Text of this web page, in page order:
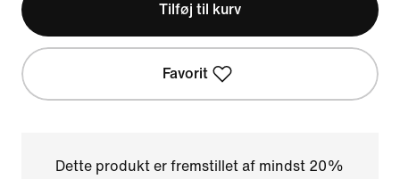
Tilføj til kurv
Favorit
Dette produkt er fremstillet af mindst 20%